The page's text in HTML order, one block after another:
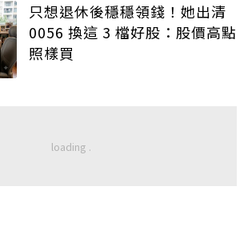
只想退休後穩穩領錢！她出清
0056 換這 3 檔好股：股價高點
照樣買